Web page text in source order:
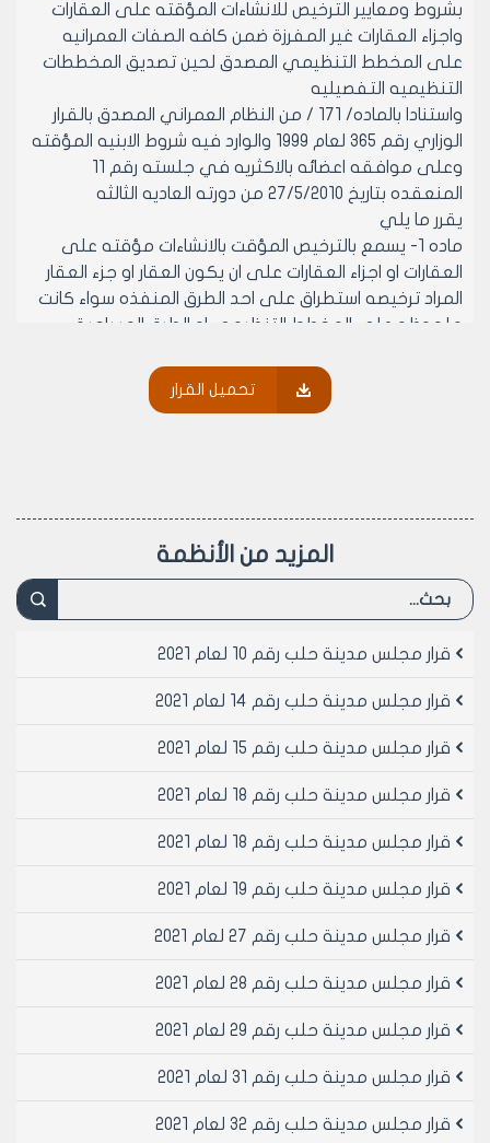
بشروط ومعايير الترخيص للانشاءات المؤقته على العقارات
واجزاء العقارات غير المفرزة ضمن كافه الصفات العمرانيه
على المخطط التنظيمي المصدق لحين تصديق المخططات
التنظيميه التفصيليه
واستنادا بالماده/ 171 / من النظام العمراني المصدق بالقرار
الوزاري رقم 365 لعام 1999 والوارد فيه شروط الابنيه المؤقته
وعلى موافقه اعضائه بالاكثريه في جلسته رقم 11
المنعقده بتاريخ 27/5/2010 من دورته العاديه الثالثه
يقرر ما يلي
ماده 1- يسمع بالترخيص المؤقت بالانشاءات مؤقته على
العقارات او اجزاء العقارات على ان يكون العقار او جزء العقار
المراد ترخيصه استطراق على احد الطرق المنفذه سواء كانت
ملحوظه على المخطط التنظيمي او الطرق المساحية
أولا: في كافه المناطق العمرانيه (عدا الطرق وحرماتها
والاحراش) ضمن مناطق التوسع للمخطط التنظيمي العام
أ‌- المهن المسموحه:
2- مستوصفات او عيادات تخصصيه (بعد اخذ موافقه مديريه
4- مدينه العاب
6- مؤسسات تعليميه خاصه (بعد اخذ موافقه مديريه
ب‌- الشروط الفنيه الواجب توافرها في البنود 1-2-3-4-5:
مساحه الطابق الأرضي
ب‌- الا تقل مساحه الصاله عن خمسمائة متر مربع
الارضي ولاتدخل الوجائب المفروضة ضمن المساحات
ث‌- ترك وجائب جانبيه وخلفيه /5م/ خمسه امتار ووجيبة
حرش منفذ فتصب الوجيبة الاماميه (5م)خمسه امتار
تحميل القرار
المزيد من الأنظمة
قرار مجلس مدينة حلب رقم 10 لعام 2021
قرار مجلس مدينة حلب رقم 14 لعام 2021
قرار مجلس مدينة حلب رقم 15 لعام 2021
قرار مجلس مدينة حلب رقم 18 لعام 2021
قرار مجلس مدينة حلب رقم 18 لعام 2021
قرار مجلس مدينة حلب رقم 19 لعام 2021
قرار مجلس مدينة حلب رقم 27 لعام 2021
قرار مجلس مدينة حلب رقم 28 لعام 2021
قرار مجلس مدينة حلب رقم 29 لعام 2021
قرار مجلس مدينة حلب رقم 31 لعام 2021
قرار مجلس مدينة حلب رقم 32 لعام 2021